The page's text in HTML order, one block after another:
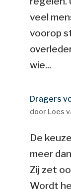
veel
voorop
wie...
Dragers
door Loes
De
meer
Zij zet
Wordt